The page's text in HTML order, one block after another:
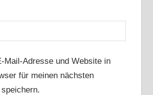
Mail-Adresse und Website in
für meinen nächsten